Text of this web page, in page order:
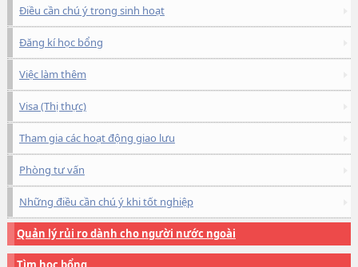
Điều cần chú ý trong sinh hoạt
Đăng kí học bổng
Việc làm thêm
Visa (Thị thực)
Tham gia các hoạt động giao lưu
Phòng tư vấn
Những điều cần chú ý khi tốt nghiệp
Quản lý rủi ro dành cho người nước ngoài